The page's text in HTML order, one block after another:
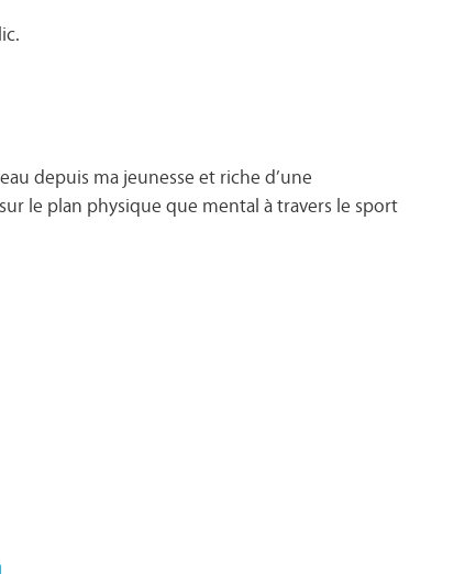
depuis ma jeunesse et riche d’une
le plan physique que mental à travers le sport